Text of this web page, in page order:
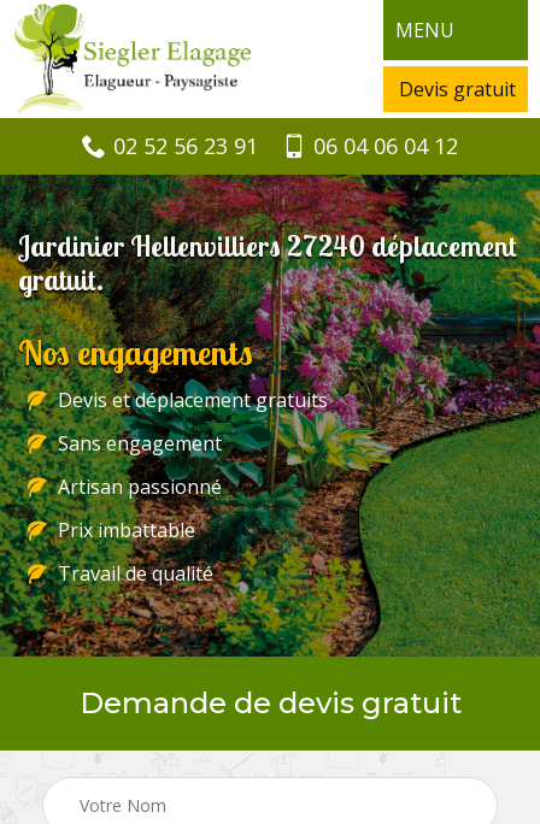
MENU
Devis gratuit
02 52 56 23 91 06 04 06 04 12
Jardinier Hellenvilliers 27240 déplacement
gratuit.
Nos engagements
Devis et déplacement gratuits
Sans engagement
Artisan passionné
Prix imbattable
Travail de qualité
Demande de devis gratuit